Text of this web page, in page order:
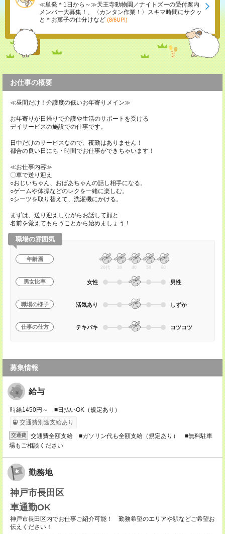
≪単発＊1日から～≫天王寺動物園／ナイトズーの受付案内
メンバー大募集！、〈カンタン作業！〉スキマ時間にサクッ
と＊お菓子の仕分けなど (8/6UP!)
お仕事の概要
≪昼間だけ！介護度の低いお年寄りメイン≫
お年寄りが日帰りで介護や生活のサポートを受ける
デイサービスの施設での仕事です。
日中だけのサービスなので、夜勤はありません！
都合の良い日にち・時間でお仕事ができちゃいます！
≪お仕事内容≫
〇車で送り迎え
○おじいちゃん、おばあちゃんの話し相手になる。
○ゲームや体操などのレクを一緒に楽しむ。
○シーツを取り替えて、洗濯機にかける。
まずは、送り迎えしながらお話して顔と
名前を覚えてもらうことから始めましょう！
職場の雰囲気
年齢層
20代 30 40 50 60
男女比率 女性 男性
職場の様子 活気あり しずか
仕事の仕方 テキパキ コツコツ
募集情報
給与
時給1450円～ ■日払いOK（規定あり）
交通費別途支給あり
交通費
交通費全額支給 ■ガソリン代も全額支給（規定あり） ■無料駐車
場もご相談ください
勤務地
神戸市長田区
車通勤OK
神戸市長田区内でお仕事ご紹介可能！ 勤務希望のエリアや駅などご希望お
伝えください！